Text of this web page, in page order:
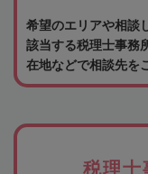
希望のエリアや相談
該当する税理士事務
在地などで相談先を
税理士